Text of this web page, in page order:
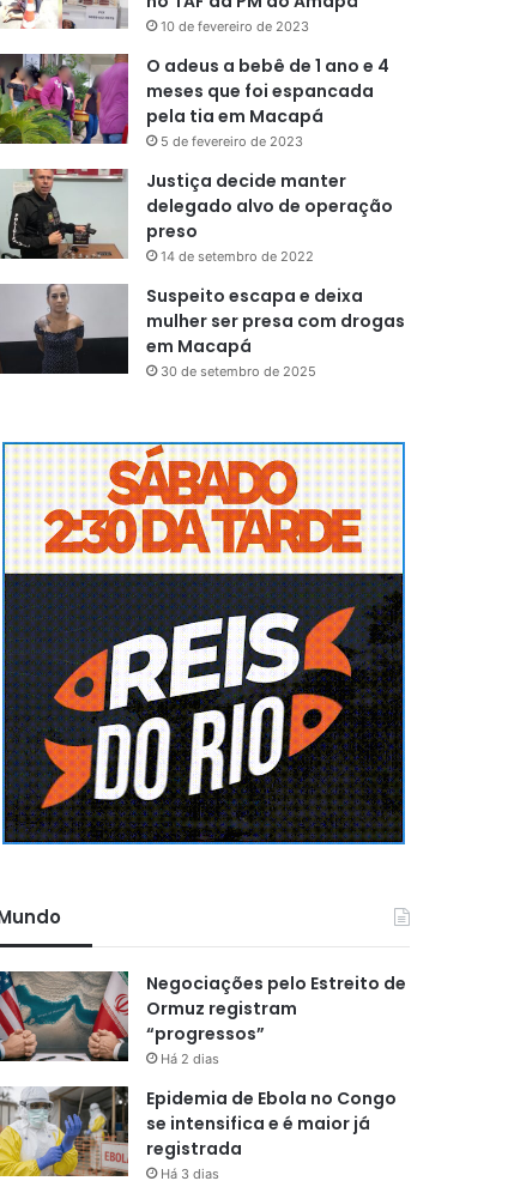
10 de fevereiro de 2023
O adeus a bebê de 1 ano e 4
meses que foi espancada
pela tia em Macapá
5 de fevereiro de 2023
Justiça decide manter
delegado alvo de operação
preso
14 de setembro de 2022
Suspeito escapa e deixa
mulher ser presa com drogas
em Macapá
30 de setembro de 2025
Negociações pelo Estreito de
Ormuz registram
“progressos”
Há 2 dias
Epidemia de Ebola no Congo
se intensifica e é maior já
registrada
Há 3 dias